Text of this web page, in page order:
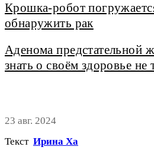
Крошка-робот
обнаружить рак
Аденома предстательной
знать о своём здоровье не
23 авг. 2024
Текст Ирина Ха